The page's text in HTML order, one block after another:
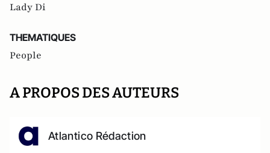
Lady Di
THEMATIQUES
People
A PROPOS DES AUTEURS
Atlantico Rédaction